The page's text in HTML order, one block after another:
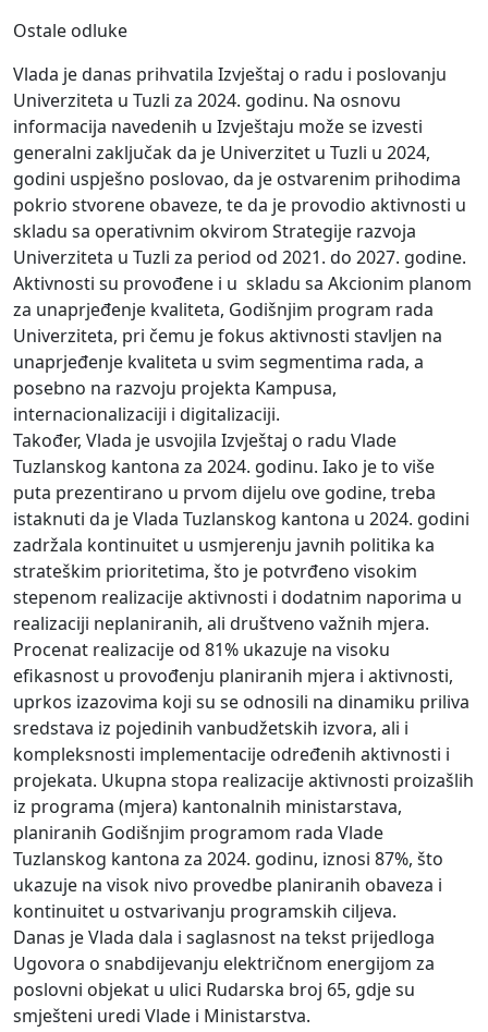
Ostale odluke
Vlada je danas prihvatila Izvještaj o radu i poslovanju
Univerziteta u Tuzli za 2024. godinu. Na osnovu
informacija navedenih u Izvještaju može se izvesti
generalni zaključak da je Univerzitet u Tuzli u 2024,
godini uspješno poslovao, da je ostvarenim prihodima
pokrio stvorene obaveze, te da je provodio aktivnosti u
skladu sa operativnim okvirom Strategije razvoja
Univerziteta u Tuzli za period od 2021. do 2027. godine.
Aktivnosti su provođene i u skladu sa Akcionim planom
za unaprjeđenje kvaliteta, Godišnjim program rada
Univerziteta, pri čemu je fokus aktivnosti stavljen na
unaprjeđenje kvaliteta u svim segmentima rada, a
posebno na razvoju projekta Kampusa,
internacionalizaciji i digitalizaciji.
Također, Vlada je usvojila Izvještaj o radu Vlade
Tuzlanskog kantona za 2024. godinu. Iako je to više
puta prezentirano u prvom dijelu ove godine, treba
istaknuti da je Vlada Tuzlanskog kantona u 2024. godini
zadržala kontinuitet u usmjerenju javnih politika ka
strateškim prioritetima, što je potvrđeno visokim
stepenom realizacije aktivnosti i dodatnim naporima u
realizaciji neplaniranih, ali društveno važnih mjera.
Procenat realizacije od 81% ukazuje na visoku
efikasnost u provođenju planiranih mjera i aktivnosti,
uprkos izazovima koji su se odnosili na dinamiku priliva
sredstava iz pojedinih vanbudžetskih izvora, ali i
kompleksnosti implementacije određenih aktivnosti i
projekata. Ukupna stopa realizacije aktivnosti proizašlih
iz programa (mjera) kantonalnih ministarstava,
planiranih Godišnjim programom rada Vlade
Tuzlanskog kantona za 2024. godinu, iznosi 87%, što
ukazuje na visok nivo provedbe planiranih obaveza i
kontinuitet u ostvarivanju programskih ciljeva.
Danas je Vlada dala i saglasnost na tekst prijedloga
Ugovora o snabdijevanju električnom energijom za
poslovni objekat u ulici Rudarska broj 65, gdje su
smješteni uredi Vlade i Ministarstva.